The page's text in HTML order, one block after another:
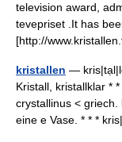
television award,
tevepriset .It has
[http://
kristallen —
Kristall, kristallklar *
crystallinus <
eine e Vase. * * *